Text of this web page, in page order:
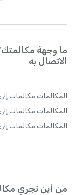
ما وجهة
الاتصال به
المكالمات مكالمات إلى
المكالمات مكالمات إلى
المكالمات مكالمات
من أين تجري